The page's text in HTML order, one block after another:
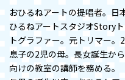
おひるねアートの提唱者。日
ひるねアートスタジオStory
トグラファー。元トリマー
息子の2児の母。長女誕生か
向けの教室の講師を務める。